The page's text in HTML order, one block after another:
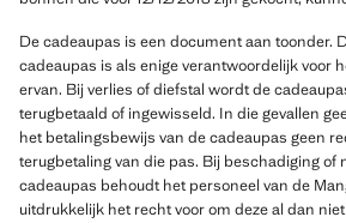
De cadeaupas is een document aan toonder.
cadeaupas is als enige verantwoordelijk voor
ervan. Bij verlies of diefstal wordt de
terugbetaald of ingewisseld. In die gevallen
het betalingsbewijs van de cadeaupas geen
terugbetaling van die pas. Bij beschadiging of
cadeaupas behoudt het personeel van de
uitdrukkelijk het recht voor om deze al dan